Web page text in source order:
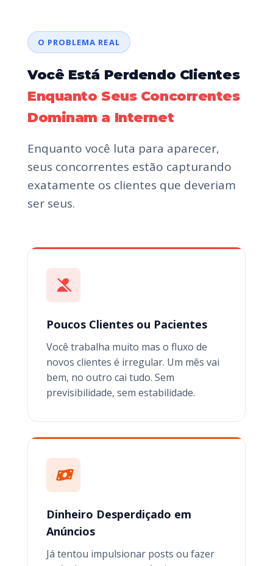
O PROBLEMA REAL
Você Está Perdendo Clientes
Enquanto Seus Concorrentes
Dominam a Internet
Enquanto você luta para aparecer,
seus concorrentes estão capturando
exatamente os clientes que deveriam
ser seus.
Poucos Clientes ou Pacientes
Você trabalha muito mas o fluxo de
novos clientes é irregular. Um mês vai
bem, no outro cai tudo. Sem
previsibilidade, sem estabilidade.
Dinheiro Desperdiçado em
Anúncios
Já tentou impulsionar posts ou fazer